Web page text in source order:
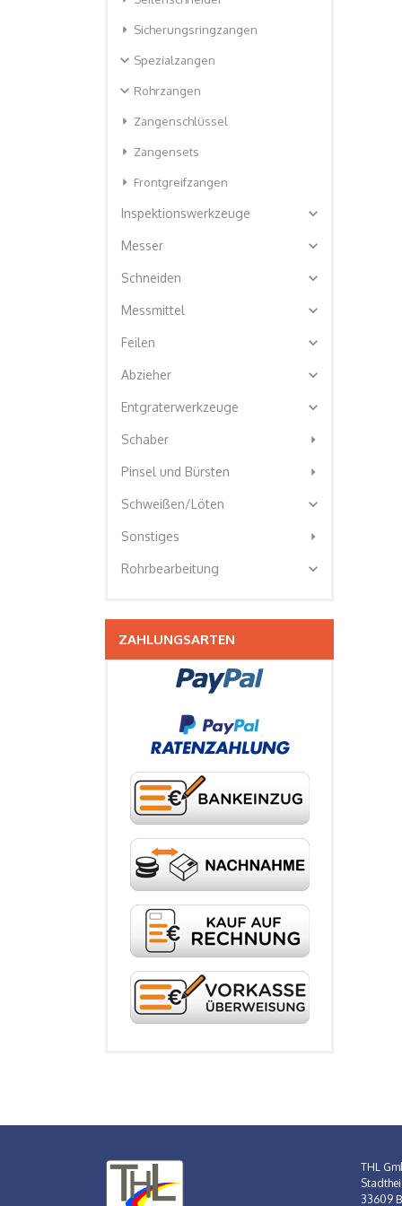
Sicherungsringzangen
arrow_right
Spezialzangen
expand_more
Rohrzangen
expand_more
Zangenschlüssel
arrow_right
Zangensets
arrow_right
Frontgreifzangen
arrow_right
Inspektionswerkzeuge expand_more
Messer expand_more
Schneiden expand_more
Messmittel expand_more
Feilen expand_more
Abzieher expand_more
Entgraterwerkzeuge expand_more
Schaber arrow_right
Pinsel und Bürsten arrow_right
Schweißen/Löten expand_more
Sonstiges arrow_right
Rohrbearbeitung expand_more
ZAHLUNGSARTEN
THL
33609